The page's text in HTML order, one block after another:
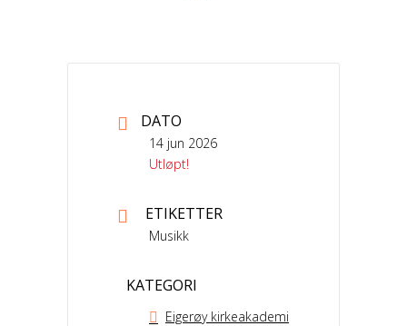
DATO
14 jun 2026
Utløpt!
ETIKETTER
Musikk
KATEGORI
Eigerøy kirkeakademi